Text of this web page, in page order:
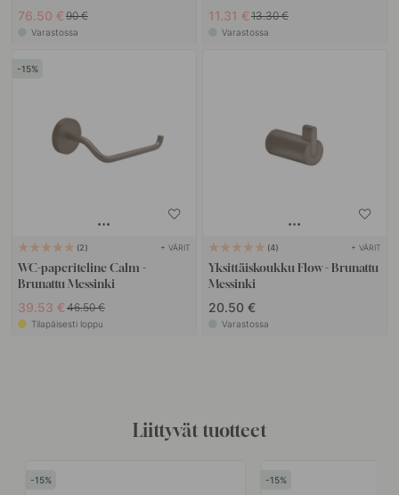
76.50 € 90 €
Varastossa
11.31 € 13.30 €
Varastossa
15
2 + VÄRIT
WC-paperiteline Calm -
Brunattu Messinki
39.53 € 46.50 €
Tilapäisesti loppu
4 + VÄRIT
Yksittäiskoukku Flow - Brunattu
Messinki
20.50 €
Varastossa
Liittyvät tuotteet
15 15